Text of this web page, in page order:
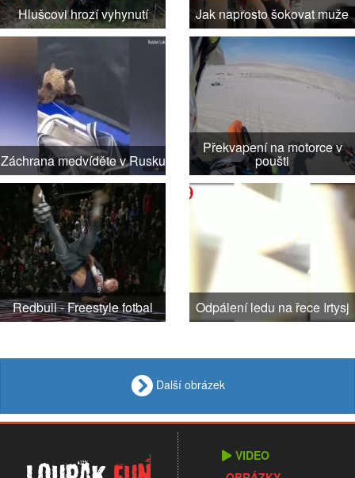
Hlušcovi hrozí vyhynutí Jak naprosto šokovat muže
Záchrana medvíděte v Rusku
Překvapení na motorce v
poušti
Redbull - Freestyle fotbal Odpálení ledu na řece Irtysj
Další obrázek
VIDEO